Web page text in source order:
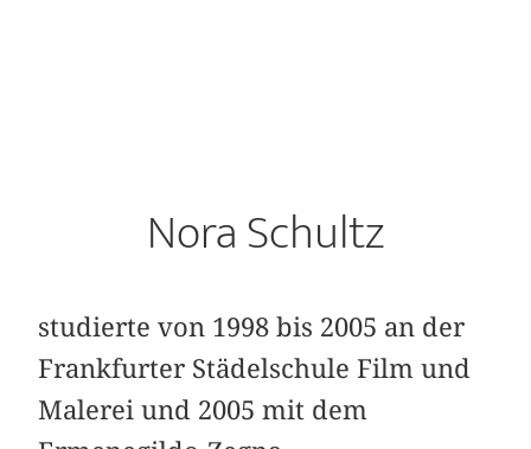
Nora Schultz
studierte von 1998 bis 2005 an der
Frankfurter Städelschule Film und
Malerei und 2005 mit dem